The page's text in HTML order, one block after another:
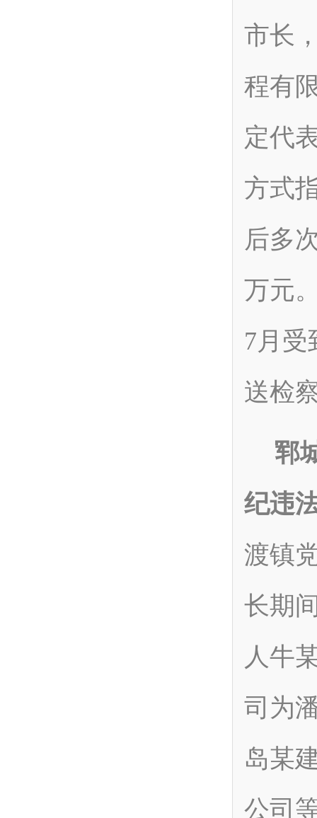
市长
程有
定代
方式
后多
万元
7月受
送检
郓
纪违
渡镇
长期
人牛
司为
岛某
公司